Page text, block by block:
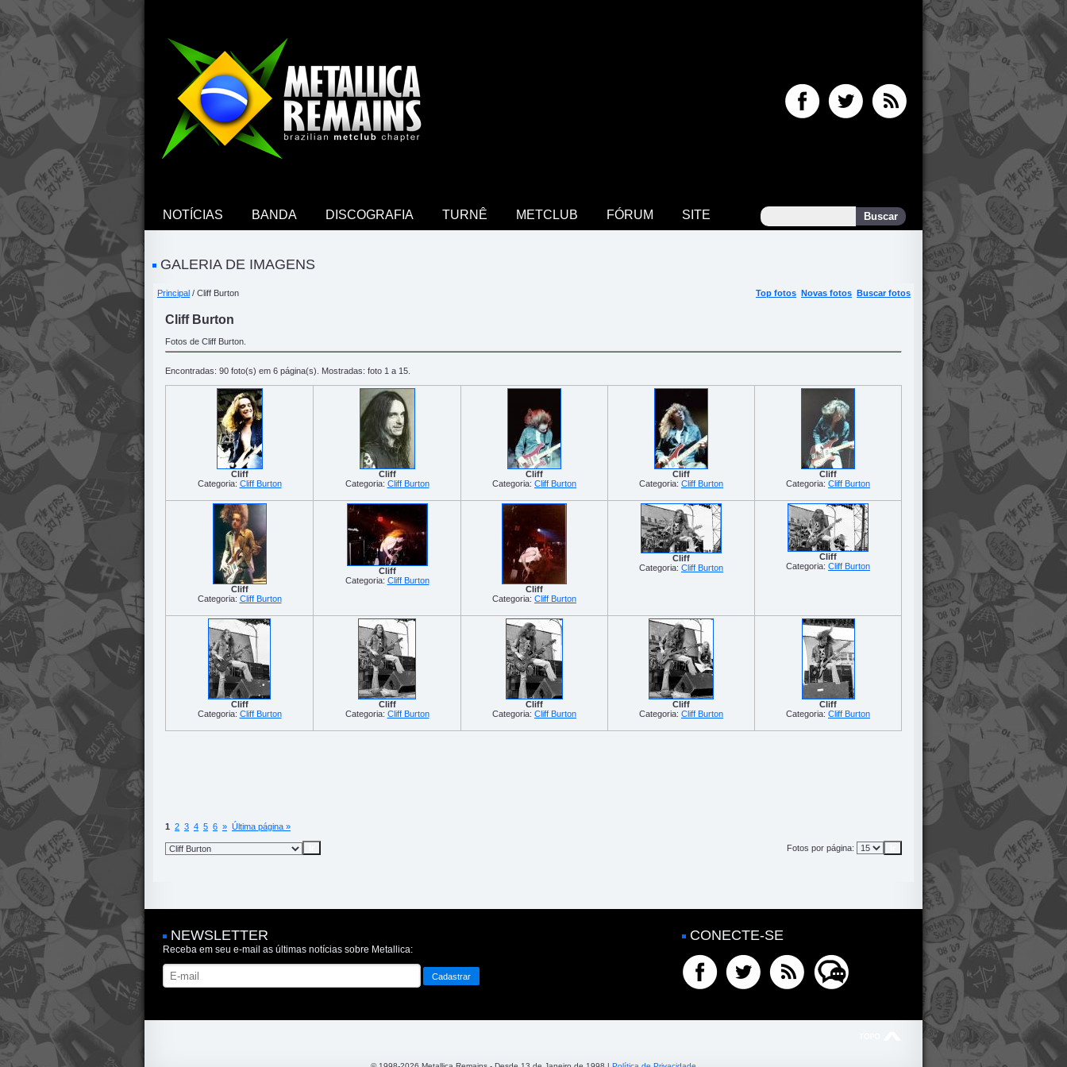
NOTÍCIAS BANDA DISCOGRAFIA TURNÊ METCLUB FÓRUM SITE
GALERIA DE IMAGENS
Principal / Cliff Burton Top fotos Novas fotos Buscar fotos
Cliff Burton
Fotos de Cliff Burton.
Encontradas: 90 foto(s) em 6 página(s). Mostradas: foto 1 a 15.
Cliff
Categoria: Cliff Burton
Cliff
Categoria: Cliff Burton
Cliff
Categoria: Cliff Burton
Cliff
Categoria: Cliff Burton
Cliff
Categoria: Cliff Burton
Cliff
Categoria: Cliff Burton
Cliff
Categoria: Cliff Burton
Cliff
Categoria: Cliff Burton
Cliff
Categoria: Cliff Burton
Cliff
Categoria: Cliff Burton
Cliff
Categoria: Cliff Burton
Cliff
Categoria: Cliff Burton
Cliff
Categoria: Cliff Burton
Cliff
Categoria: Cliff Burton
Cliff
Categoria: Cliff Burton
1 2 3 4 5 6 » Última página »
Fotos por página:
NEWSLETTER
Receba em seu e-mail as últimas notícias sobre Metallica:
CONECTE-SE